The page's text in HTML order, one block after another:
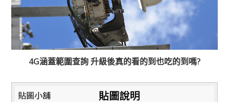
4G涵蓋範圍查詢 升級後真的看的到也吃的到嗎?